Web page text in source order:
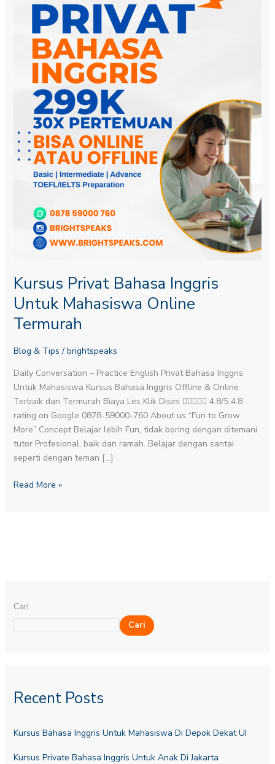
Kursus Privat Bahasa Inggris
Untuk Mahasiswa Online
Termurah
Blog & Tips / brightspeaks
Daily Conversation – Practice English​ Privat Bahasa Inggris
Untuk Mahasiswa Kursus Bahasa Inggris Offline & Online
Terbaik dan Termurah Biaya Les Klik Disini  4.8/5 4.8
rating on Google 0878-59000-760 About us “Fun to Grow
More” Concept Belajar lebih Fun, tidak boring dengan ditemani
tutor Profesional, baik dan ramah. Belajar dengan santai
seperti dengan teman […]
Mahasiswa
Online
Termurah
Read More »
Cari
Cari
Recent Posts
Kursus Bahasa Inggris Untuk Mahasiswa Di Depok Dekat UI
Kursus Private Bahasa Inggris Untuk Anak Di Jakarta